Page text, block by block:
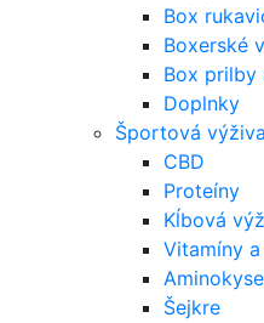
Box
Boxerské
Box prilby
Doplnky
Športová výživa
CBD
Proteíny
Kĺbová
Vitamíny
Šejkre